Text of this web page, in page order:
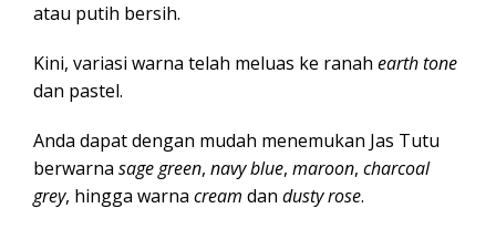
atau putih bersih.
Kini, variasi warna telah meluas ke ranah earth tone
dan pastel.
Anda dapat dengan mudah menemukan Jas Tutu
berwarna sage green, navy blue, maroon, charcoal
grey, hingga warna cream dan dusty rose.